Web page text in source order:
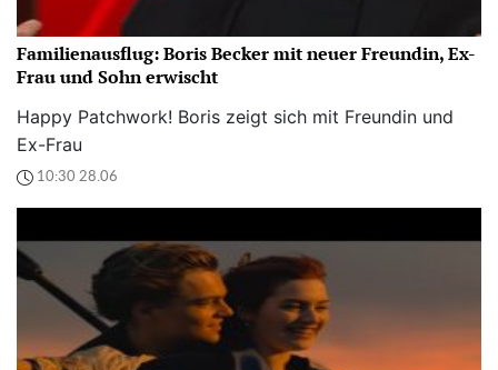
Familienausflug: Boris Becker mit neuer Freundin, Ex-
Frau und Sohn erwischt
Happy Patchwork! Boris zeigt sich mit Freundin und
Ex-Frau
10:30 28.06